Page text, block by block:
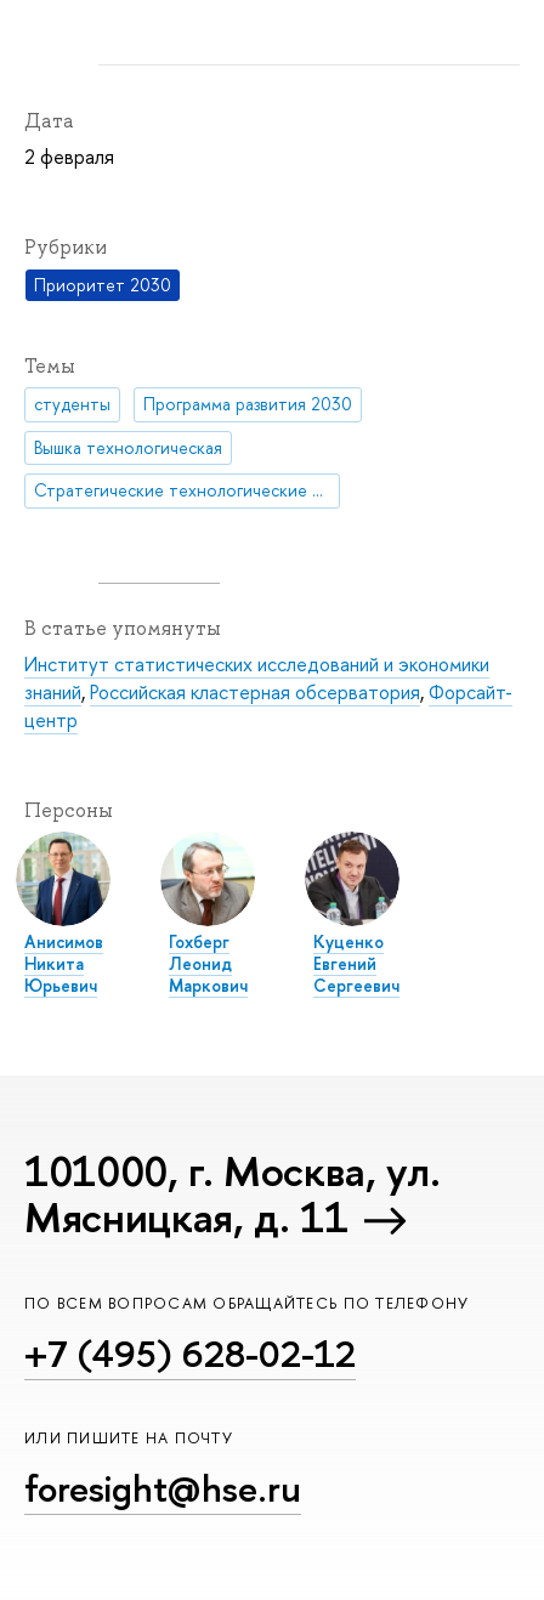
Дата
2 февраля
Рубрики
Приоритет 2030
Темы
студенты
Программа развития 2030
Вышка технологическая
Стратегические технологические проекты
В статье упомянуты
Институт статистических исследований и экономики
знаний,Российская кластерная обсерватория,Форсайт-
центр
Персоны
Анисимов
Никита
Юрьевич
Гохберг
Леонид
Маркович
Куценко
Евгений
Сергеевич
101000, г. Москва, ул.
Мясницкая, д. 11
ПО ВСЕМ ВОПРОСАМ ОБРАЩАЙТЕСЬ ПО ТЕЛЕФОНУ
+7 (495) 628-02-12
ИЛИ ПИШИТЕ НА ПОЧТУ
foresight@hse.ru